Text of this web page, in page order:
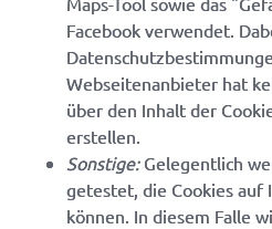
Facebook verwendet.
Webseitenanbieter hat
über den Inhalt der
erstellen.
Sonstige:Gelegentlich
getestet, die Cookies auf
können. In diesem Falle